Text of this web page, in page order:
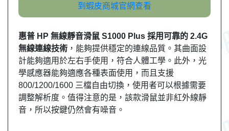
到蝦皮商城官網查看
惠普 HP 無線靜音滑鼠 S1000 Plus 採用可靠的 2.4G
無線連線技術 ，能夠提供穩定的連線品質。其曲面設
計能夠適用於左右手使用，符合人體工學。此外，光
學感應器能夠適應各種表面使用，而且支援
800/1200/1600 三檔自由切換，使用者可以根據需要
調整解析度。值得注意的是，該款滑鼠並非紅外線靜
音，所以按鍵仍然會有噪音。